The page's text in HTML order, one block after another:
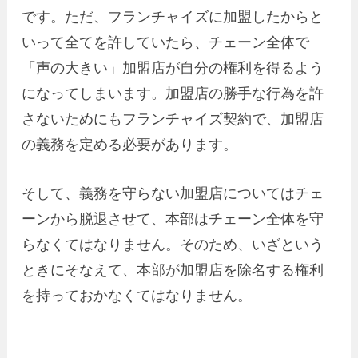
です。ただ、フランチャイズに加盟したからと
いって全てを許していたら、チェーン全体で
「声の大きい」加盟店が自分の権利を得るよう
になってしまいます。加盟店の勝手な行為を許
さないためにもフランチャイズ契約で、加盟店
の義務を定める必要があります。
そして、義務を守らない加盟店についてはチェ
ーンから脱退させて、本部はチェーン全体を守
らなくてはなりません。そのため、いざという
ときにそなえて、本部が加盟店を除名する権利
を持っておかなくてはなりません。